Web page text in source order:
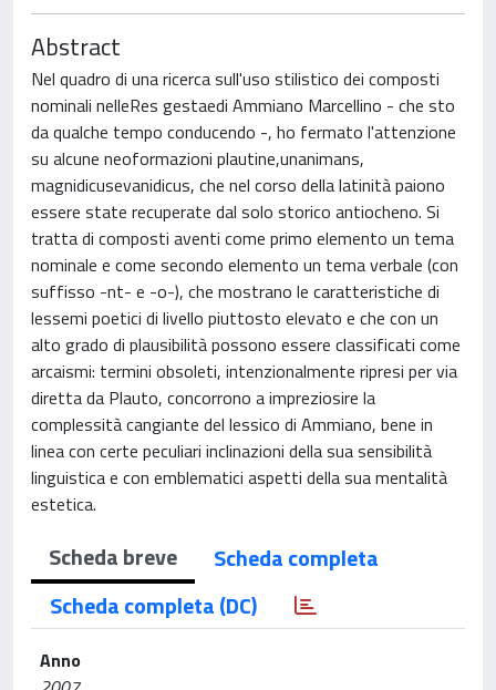
Abstract
Nel quadro di una ricerca sull'uso stilistico dei composti
nominali nelleRes gestaedi Ammiano Marcellino - che sto
da qualche tempo conducendo -, ho fermato l'attenzione
su alcune neoformazioni plautine,unanimans,
magnidicusevanidicus, che nel corso della latinità paiono
essere state recuperate dal solo storico antiocheno. Si
tratta di composti aventi come primo elemento un tema
nominale e come secondo elemento un tema verbale (con
suffisso -nt- e -o-), che mostrano le caratteristiche di
lessemi poetici di livello piuttosto elevato e che con un
alto grado di plausibilità possono essere classificati come
arcaismi: termini obsoleti, intenzionalmente ripresi per via
diretta da Plauto, concorrono a impreziosire la
complessità cangiante del lessico di Ammiano, bene in
linea con certe peculiari inclinazioni della sua sensibilità
linguistica e con emblematici aspetti della sua mentalità
estetica.
Scheda breve
Scheda completa
Scheda completa (DC)
Anno